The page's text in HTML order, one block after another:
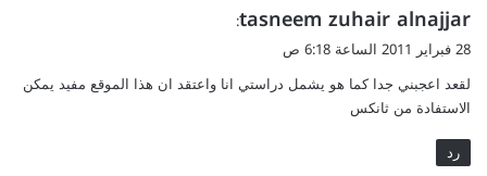
ي
ق
ل
tasneem zuhair alnajjar
:
28 فبراير 2011 الساعة 6:18 ص
لقعد اعجبني جدا كما هو يشمل دراستي انا واعتقد ان هذا الموقع مفيد يمكن
الاستفادة من ثانكس
رد